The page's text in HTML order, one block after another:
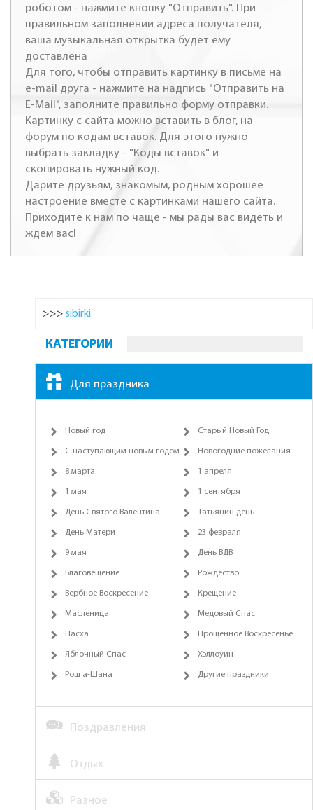
роботом - нажмите кнопку "Отправить". При
правильном заполнении адреса получателя,
ваша музыкальная открытка будет ему
доставлена
Для того, чтобы отправить картинку в письме на
e-mail друга - нажмите на надпись "Отправить на
E-Mail", заполните правильно форму отправки.
Картинку с сайта можно вставить в блог, на
форум по кодам вставок. Для этого нужно
выбрать закладку - "Коды вставок" и
скопировать нужный код.
Дарите друзьям, знакомым, родным хорошее
настроение вместе с картинками нашего сайта.
Приходите к нам по чаще - мы рады вас видеть и
ждем вас!
>>> sibirki
КАТЕГОРИИ
Для праздника
Новый год Старый Новый Год
С наступающим новым годом Новогодние пожелания
8 марта 1 апреля
1 мая 1 сентября
День Святого Валентина Татьянин день
День Матери 23 февраля
9 мая День ВДВ
Благовещение Рождество
Вербное Воскресение Крещение
Масленица Медовый Спас
Пасха Прощенное Воскресенье
Яблочный Спас Хэллоуин
Рош а-Шана Другие праздники
Поздравления
Отдых
Разное